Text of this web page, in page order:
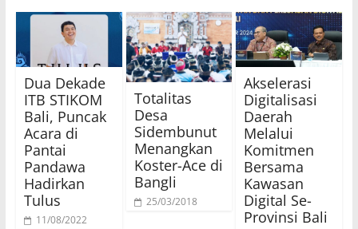
Dua Dekade
ITB STIKOM
Bali, Puncak
Acara di
Pantai
Pandawa
Hadirkan
Tulus
11/08/2022
Totalitas
Desa
Sidembunut
Menangkan
Koster-Ace di
Bangli
25/03/2018
Akselerasi
Digitalisasi
Daerah
Melalui
Komitmen
Bersama
Kawasan
Digital Se-
Provinsi Bali